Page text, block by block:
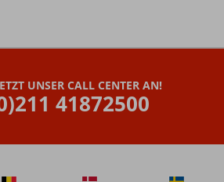
UNSER CALL CENTER AN!
41872500